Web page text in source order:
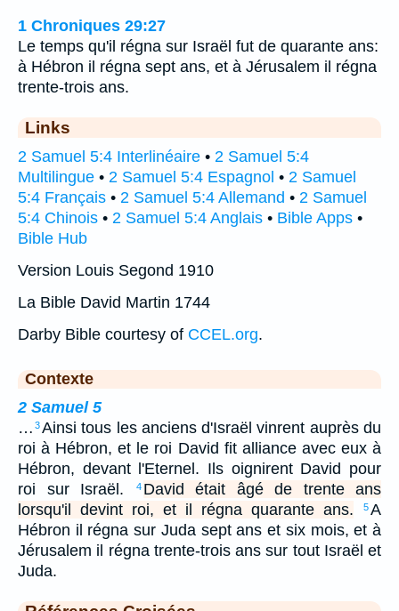
1 Chroniques 29:27
Le temps qu'il régna sur Israël fut de quarante ans:
à Hébron il régna sept ans, et à Jérusalem il régna
trente-trois ans.
Links
2 Samuel 5:4 Interlinéaire • 2 Samuel 5:4
Multilingue • 2 Samuel 5:4 Espagnol • 2 Samuel
5:4 Français • 2 Samuel 5:4 Allemand • 2 Samuel
5:4 Chinois • 2 Samuel 5:4 Anglais • Bible Apps •
Bible Hub
Version Louis Segond 1910
La Bible David Martin 1744
Darby Bible courtesy of CCEL.org.
Contexte
2 Samuel 5
… 3Ainsi tous les anciens d'Israël vinrent auprès du
roi à Hébron, et le roi David fit alliance avec eux à
Hébron, devant l'Eternel. Ils oignirent David pour
roi sur Israël.
4 David était âgé de trente ans
lorsqu'il devint roi, et il régna quarante ans.
5A
Hébron il régna sur Juda sept ans et six mois, et à
Jérusalem il régna trente-trois ans sur tout Israël et
Juda.